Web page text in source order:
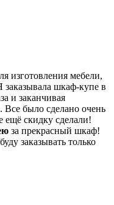
изготовления мебели,
шкаф-купе в
и заканчивая
было сделано очень
ещё скидку сделали!
за прекрасный шкаф!
заказывать только